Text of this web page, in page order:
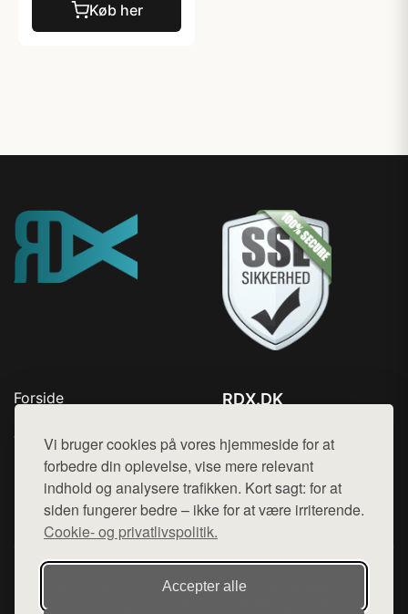
Vi bruger cookies på vores hjemmeside for at
forbedre din oplevelse, vise mere relevant
indhold og analysere trafikken. Kort sagt: for at
siden fungerer bedre – ikke for at være irriterende.
Cookie- og privatlivspolitik.
Accepter alle
Køb her
Forside
Top Rabatter
Blog
Kontakt
RDX.DK
Mail: hej@want.dk
Cookie- og privatlivspolitik
Denne side er en del af want.dk, der udgiver en række
hjemmesider med præsentation af forskellige produkter fra